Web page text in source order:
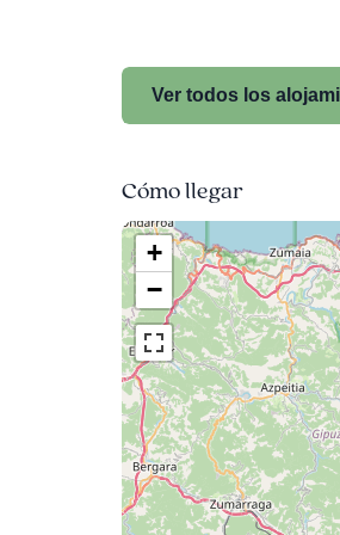
Ver todos los
Cómo llegar
+
−